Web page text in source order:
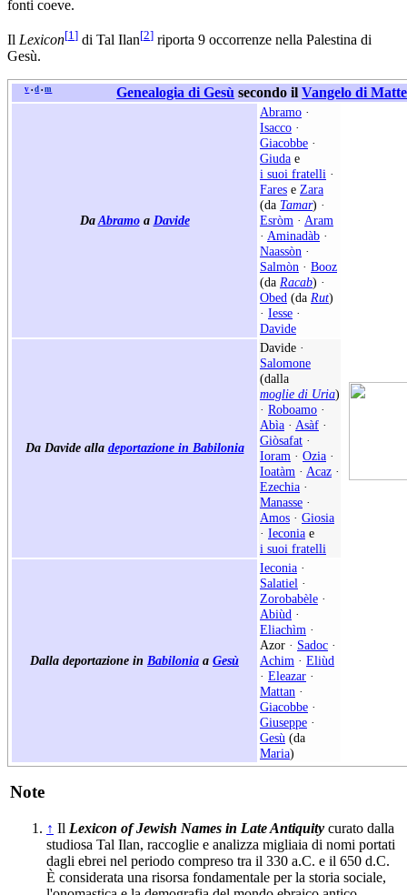
fonti coeve.
Il Lexicon[1 ] di Tal Ilan[2] riporta 9 occorrenze nella Palestina di
Gesù.
v • d • m Genealogia di Gesù secondo ilVangelo di
DaAbramoa Davide
Abramo ·
Isacco ·
Giacobbe ·
Giuda e
i suoi fratelli ·
Fares e Zara
(da Tamar) ·
Esròm · Aram
· Aminadàb ·
Naassòn ·
Salmòn · Booz
(da Racab) ·
Obed (da Rut)
· Iesse ·
Davide
Da Davide alla deportazione in Babilonia
Davide ·
Salomone
(dalla
moglie di Uria)
· Roboamo ·
Abìa · Asàf ·
Giòsafat ·
Ioram · Ozia ·
Ioatàm · Acaz ·
Ezechia ·
Manasse ·
Amos · Giosia
· Ieconia e
i suoi fratelli
Dalla deportazione in Babilonia a Gesù
Ieconia ·
Salatiel ·
Zorobabèle ·
Abiùd ·
Eliachìm ·
Azor · Sadoc ·
Achim · Eliùd
· Eleazar ·
Mattan ·
Giacobbe ·
Giuseppe ·
Gesù (da
Maria)
Note
↑ Il Lexicon of Jewish Names in Late Antiquity curato dalla
studiosa Tal Ilan, raccoglie e analizza migliaia di nomi portati
dagli ebrei nel periodo compreso tra il 330 a.C. e il 650 d.C.
È considerata una risorsa fondamentale per la storia sociale,